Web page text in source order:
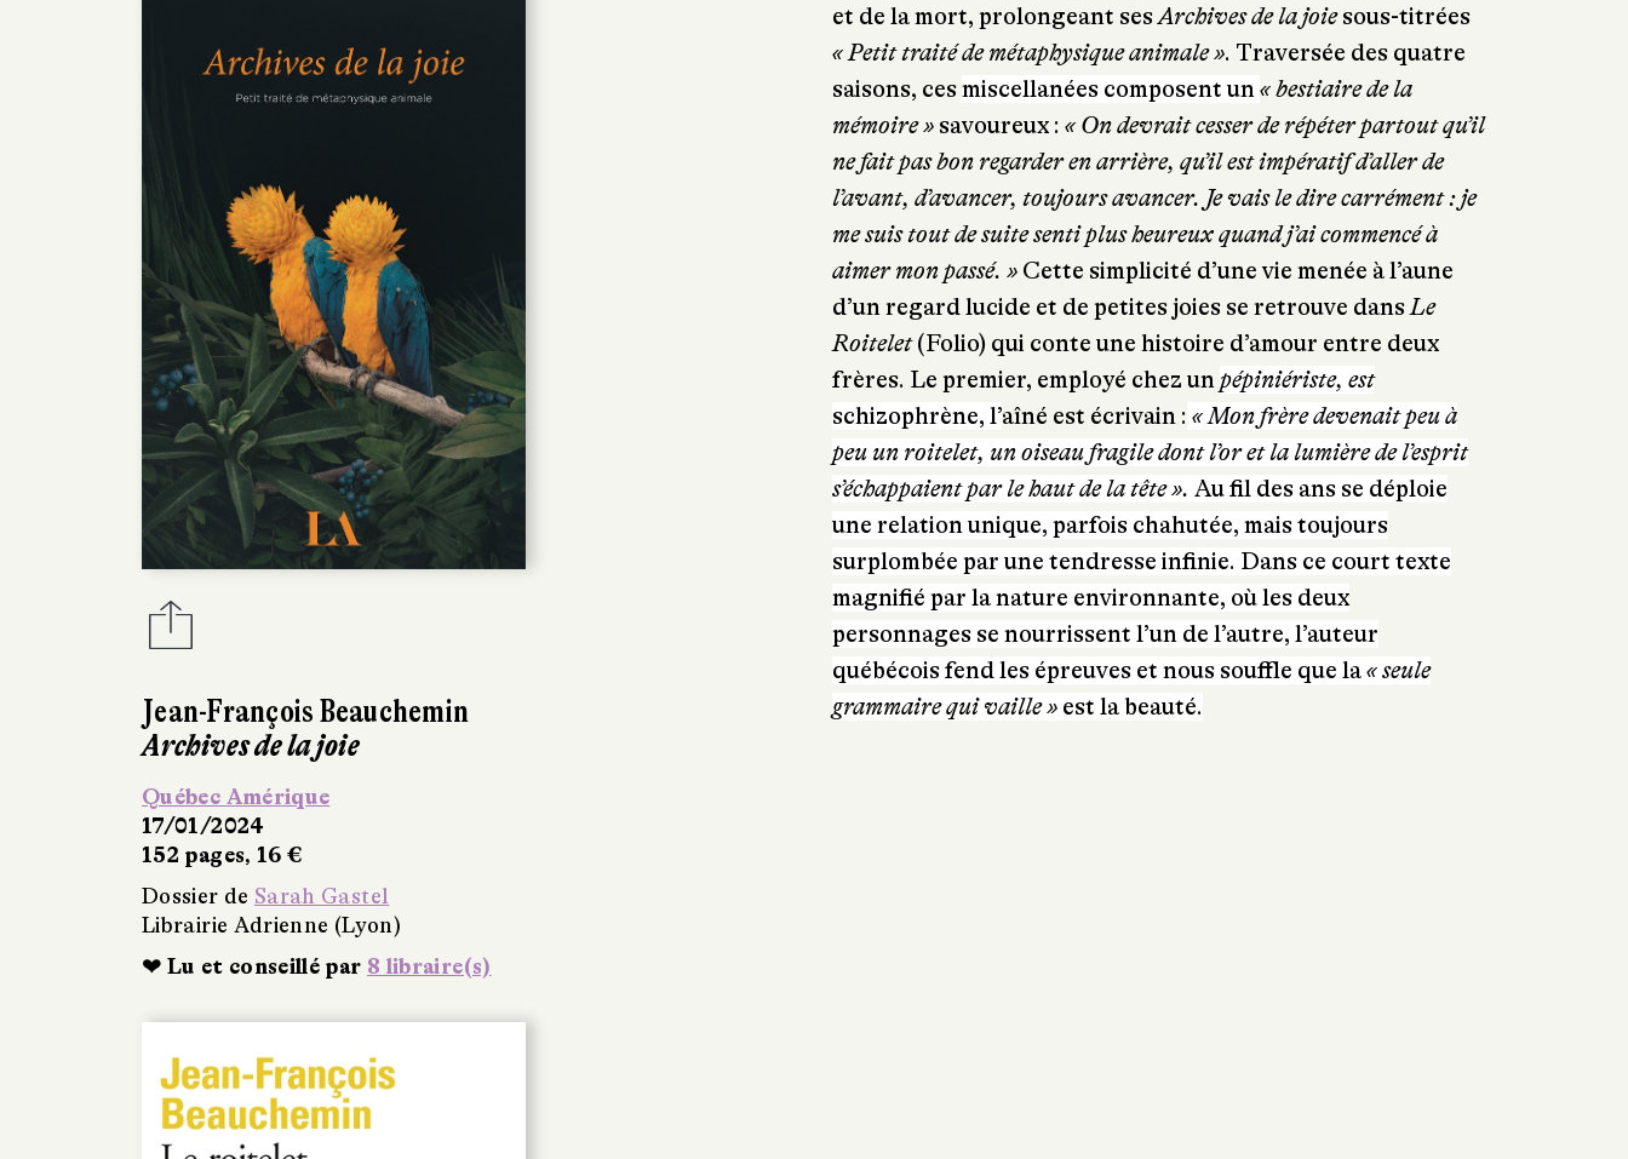
Jean-François Beauchemin
Archives de la joie
Québec Amérique
17/01/2024
152 pages, 16 €
Dossier de Sarah Gastel
Librairie Adrienne (Lyon)
❤ Lu et conseillé par 8 libraire(s)
et de la mort, prolongeant sesArchives de la joiesous-titrées
« Petit traité de métaphysique animale ». Traversée des quatre
saisons, ces miscellanées composent un« bestiaire de la
mémoire » savoureux : « On devrait cesser de répéter partout qu’il
ne fait pas bon regarder en arrière, qu’il est impératif d’aller de
l’avant, d’avancer, toujours avancer. Je vais le dire carrément : je
me suis tout de suite senti plus heureux quand j’ai commencé à
aimer mon passé. » Cette simplicité d’une vie menée à l’aune
d’un regard lucide et de petites joies se retrouve dansLe
Roitelet(Folio) qui conte une histoire d’amour entre deux
frères. Le premier, employé chez unpépiniériste, est
schizophrène, l’aîné est écrivain : « Mon frère devenait peu à
peu un roitelet, un oiseau fragile dont l’or et la lumière de l’esprit
s’échappaient par le haut de la tête ». Au fil des ans se déploie
une relation unique, parfois chahutée, mais toujours
surplombée par une tendresse infinie. Dans ce court texte
magnifié par la nature environnante, où les deux
personnages se nourrissent l’un de l’autre, l’auteur
québécois fend les épreuves et nous souffle que la« seule
grammaire qui vaille » est la beauté.